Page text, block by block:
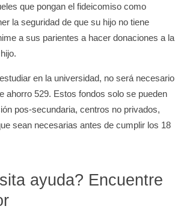
que pongan el fideicomiso como
la seguridad de que su hijo no tiene
a sus parientes a hacer donaciones a la
en la universidad, no será necesario
ahorro 529. Estos fondos solo se pueden
pos-secundaria, centros no privados,
sean necesarias antes de cumplir los 18
ayuda? Encuentre